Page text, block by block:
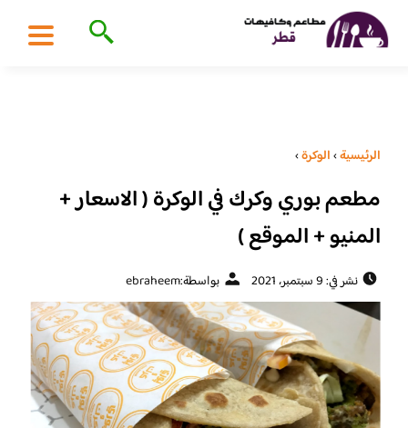
الرئيسية›الوكرة›
مطعم بوري وكرك في الوكرة ( الاسعار +
المنيو + الموقع )
نشر في: 9 سبتمبر، 2021 بواسطة:ebraheem